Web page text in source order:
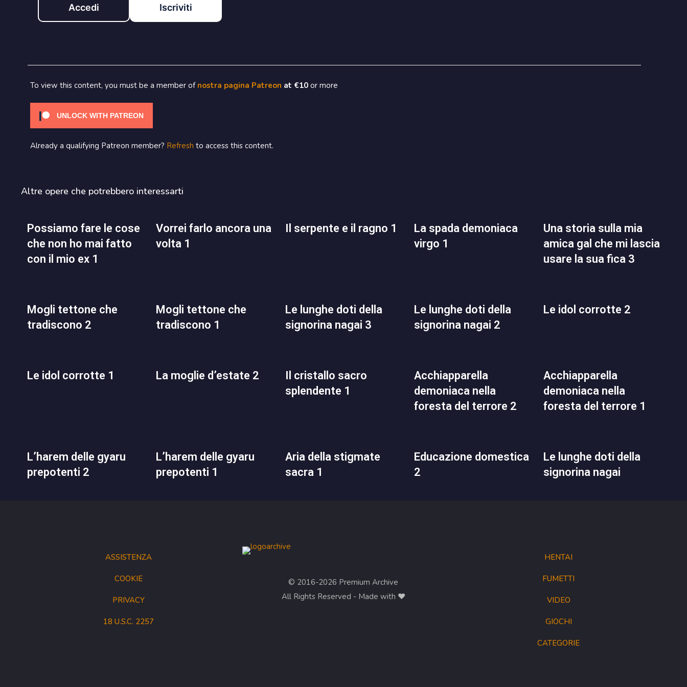
Accedi Iscriviti
To view this content, you must be a member of nostra pagina Patreon at €10 or more
UNLOCK WITH PATREON
Already a qualifying Patreon member? Refresh to access this content.
Altre opere che potrebbero interessarti
possiamo fare le cose
che non ho mai fatto
con il mio ex 1
vorrei farlo ancora una
volta 1
il serpente e il ragno 1
la spada demoniaca
virgo 1
una storia sulla mia
amica gal che mi lascia
usare la sua fica 3
mogli tettone che
tradiscono 2
mogli tettone che
tradiscono 1
le lunghe doti della
signorina nagai 3
le lunghe doti della
signorina nagai 2
le idol corrotte 2
le idol corrotte 1 la moglie d’estate 2
il cristallo sacro
splendente 1
acchiapparella
demoniaca nella
foresta del terrore 2
acchiapparella
demoniaca nella
foresta del terrore 1
l’harem delle gyaru
prepotenti 2
l’harem delle gyaru
prepotenti 1
aria della stigmate
sacra 1
educazione domestica
2
le lunghe doti della
signorina nagai
ASSISTENZA
COOKIE
PRIVACY
18 U.S.C. 2257
© 2016-2026 Premium Archive
All Rights Reserved - Made with ❤︎
HENTAI
FUMETTI
VIDEO
GIOCHI
CATEGORIE